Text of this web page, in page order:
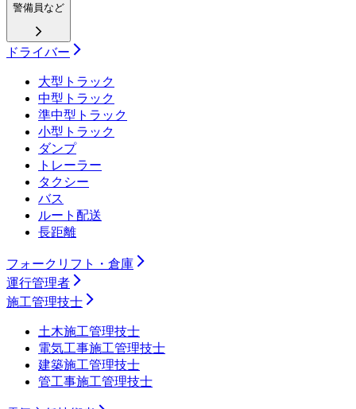
警備員など
ドライバー
大型トラック
中型トラック
準中型トラック
小型トラック
ダンプ
トレーラー
タクシー
バス
ルート配送
長距離
フォークリフト・倉庫
運行管理者
施工管理技士
土木施工管理技士
電気工事施工管理技士
建築施工管理技士
管工事施工管理技士